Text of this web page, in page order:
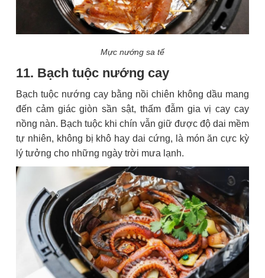
Mực nướng sa tế
11. Bạch tuộc nướng cay
Bạch tuộc nướng cay bằng nồi chiên không dầu mang
đến cảm giác giòn sần sật, thấm đẫm gia vị cay cay
nồng nàn. Bạch tuộc khi chín vẫn giữ được độ dai mềm
tự nhiên, không bị khô hay dai cứng, là món ăn cực kỳ
lý tưởng cho những ngày trời mưa lạnh.